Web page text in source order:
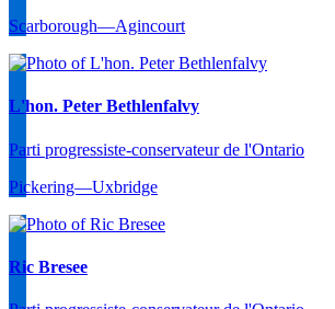
Scarborough—Agincourt
L'hon. Peter Bethlenfalvy
Parti progressiste-conservateur de l'Ontario
Pickering—Uxbridge
Ric Bresee